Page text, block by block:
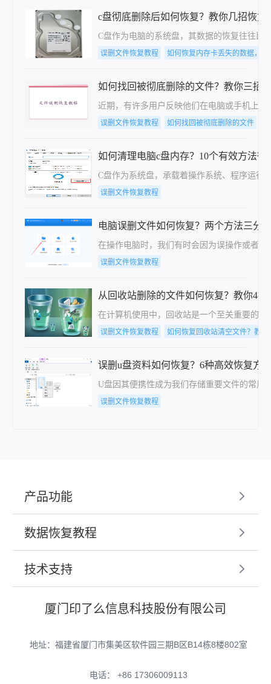
c盘彻底删除后如何恢复？教你几招恢复
C盘作为电脑的系统盘，其数据的恢复往往比
误删文件恢复教程 如何恢复内存卡丢失的数据，教
如何找回被彻底删除的文件？教你三招
近期，有许多用户反映他们在电脑或手机上
误删文件恢复教程 如何找回被彻底删除的文件
如何清理电脑c盘内存？10个有效方法彻
C盘作为系统盘，承载着操作系统、程序运行
误删文件恢复教程
电脑误删文件如何恢复？两个方法三分
在操作电脑时，我们有时会因为误操作或者
误删文件恢复教程
从回收站删除的文件如何恢复？教你4招
在计算机使用中，回收站是一个至关重要的
误删文件恢复教程 如何恢复回收站清空文件？教你
误删u盘资料如何恢复？6种高效恢复方
U盘因其便携性成为我们存储重要文件的常
误删文件恢复教程
产品功能
数据恢复教程
技术支持
厦门印了么信息科技股份有限公司
地址：福建省厦门市集美区软件园三期B区B14栋8楼802室
电话： +86 17306009113